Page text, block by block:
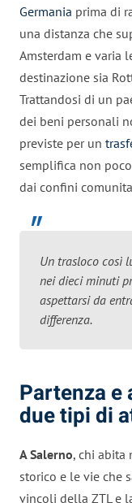
Germania prima di
una distanza che
Amsterdam e varia
destinazione sia
Trattandosi di un
dei beni personali
previste per un
semplifica non
dai confini
Un trasloco così
nei dieci minuti
aspettarsi da
differenza.
Partenza e
due tipi di
A Salerno, chi abita
storico e le vie che
vincoli della ZTL e